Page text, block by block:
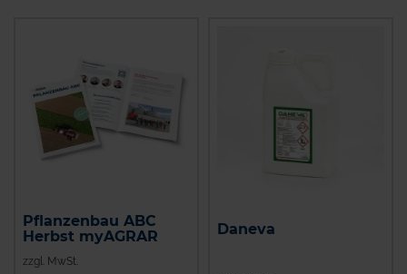
Pflanzenbau ABC
Herbst myAGRAR
zzgl. MwSt.
Daneva